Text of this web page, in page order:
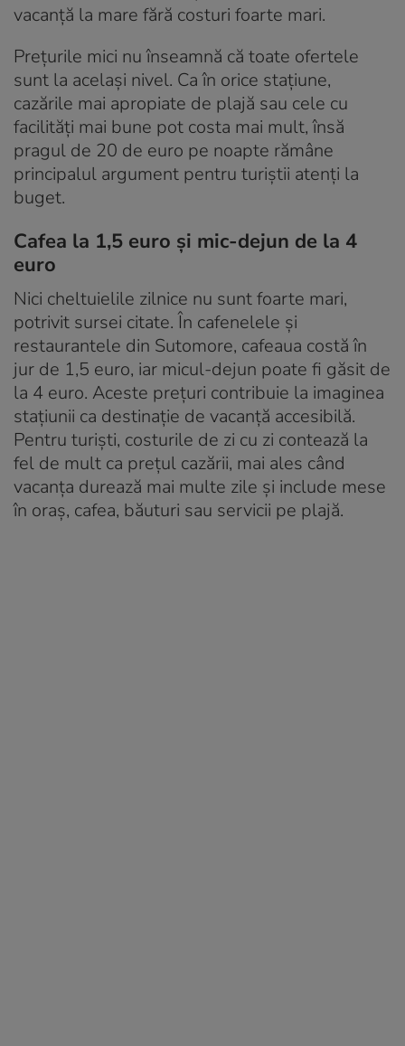
vacanță la mare fără costuri foarte mari.
Prețurile mici nu înseamnă că toate ofertele
sunt la același nivel. Ca în orice stațiune,
cazările mai apropiate de plajă sau cele cu
facilități mai bune pot costa mai mult, însă
pragul de 20 de euro pe noapte rămâne
principalul argument pentru turiștii atenți la
buget.
Cafea la 1,5 euro și mic-dejun de la 4
euro
Nici cheltuielile zilnice nu sunt foarte mari,
potrivit sursei citate. În cafenelele și
restaurantele din Sutomore, cafeaua costă în
jur de 1,5 euro, iar micul-dejun poate fi găsit de
la 4 euro. Aceste prețuri contribuie la imaginea
stațiunii ca destinație de vacanță accesibilă.
Pentru turiști, costurile de zi cu zi contează la
fel de mult ca prețul cazării, mai ales când
vacanța durează mai multe zile și include mese
în oraș, cafea, băuturi sau servicii pe plajă.